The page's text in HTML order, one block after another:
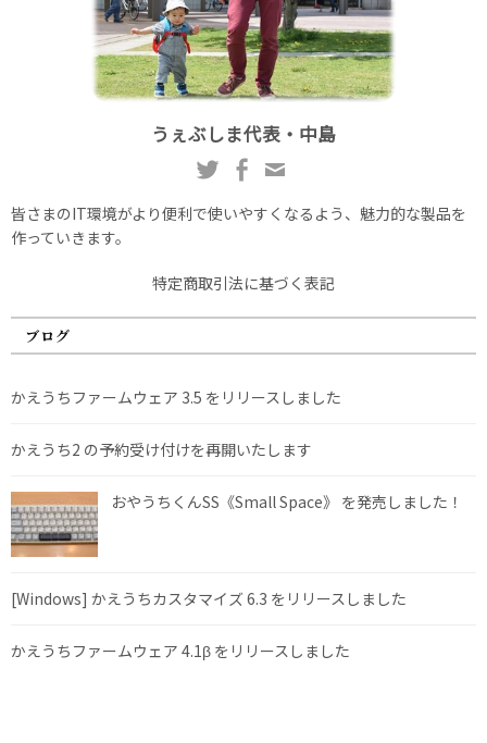
うぇぶしま代表・中島
皆さまのIT環境がより便利で使いやすくなるよう、魅力的な製品を
作っていきます。
特定商取引法に基づく表記
ブログ
かえうちファームウェア 3.5 をリリースしました
かえうち2 の予約受け付けを再開いたします
おやうちくんSS《Small Space》 を発売しました！
[Windows] かえうちカスタマイズ 6.3 をリリースしました
かえうちファームウェア 4.1β をリリースしました